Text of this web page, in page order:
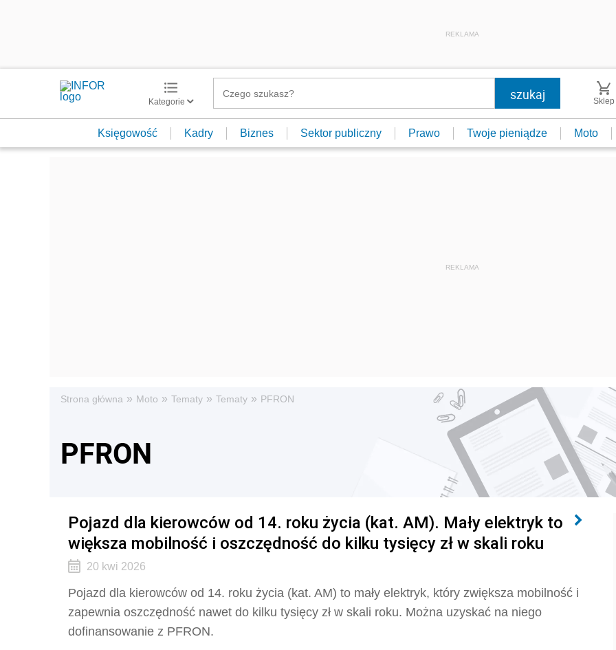
REKLAMA
Kategorie Sklep
Księgowość Kadry Biznes Sektor publiczny Prawo Twoje pieniądze Moto
Strona główna » Moto » Tematy » Tematy » PFRON
PFRON
Pojazd dla kierowców od 14. roku życia (kat. AM). Mały elektryk to
większa mobilność i oszczędność do kilku tysięcy zł w skali roku
20 kwi 2026
Pojazd dla kierowców od 14. roku życia (kat. AM) to mały elektryk, który zwiększa mobilność i
zapewnia oszczędność nawet do kilku tysięcy zł w skali roku. Można uzyskać na niego
dofinansowanie z PFRON.